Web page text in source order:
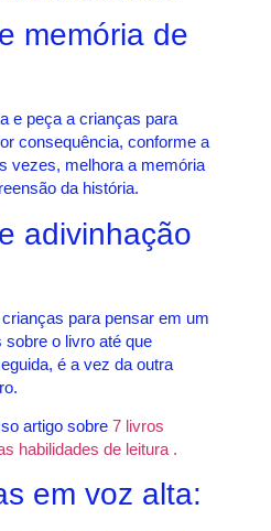
memória de
e peça a crianças para
consequência, conforme a
vezes, melhora a memória
da história.
adivinhação
para pensar em um
sobre o livro até que
é a vez da outra
artigo sobre 7 livros
habilidades de leitura .
em voz alta: